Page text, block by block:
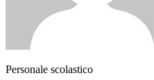
Personale scolastico